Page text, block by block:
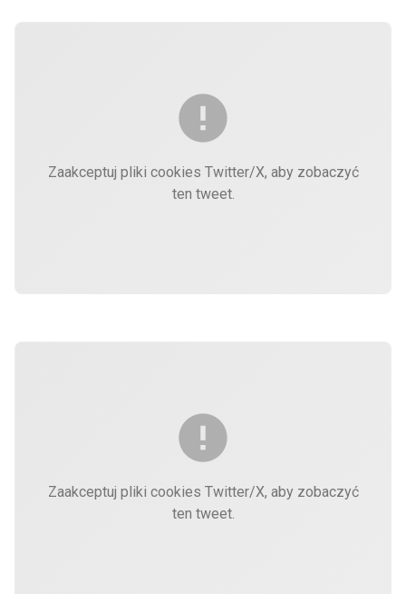
Zaakceptuj pliki cookies Twitter/X, aby zobaczyć
ten tweet.
Zaakceptuj pliki cookies Twitter/X, aby zobaczyć
ten tweet.